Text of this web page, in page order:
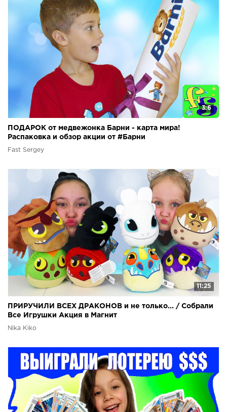
3:6
ПОДАРОК от медвежонка Барни - карта мира!
Распаковка и обзор акции от #Барни
Fast Sergey
11:25
ПРИРУЧИЛИ ВСЕХ ДРАКОНОВ и не только... / Собрали
Все Игрушки Акция в Магнит
Nika Kiko